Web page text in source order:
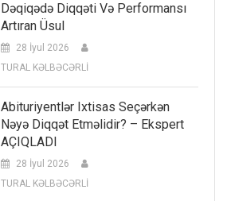
Dəqiqədə Diqqəti Və Performansı
Artıran Üsul
28 İyul 2026
TURAL KƏLBƏCƏRLİ
Abituriyentlər Ixtisas Seçərkən
Nəyə Diqqət Etməlidir? – Ekspert
AÇIQLADI
28 İyul 2026
TURAL KƏLBƏCƏRLİ